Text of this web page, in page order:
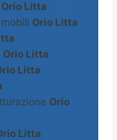
Orio Litta
Orio Litta
Orio Litta
Litta
Orio
Litta